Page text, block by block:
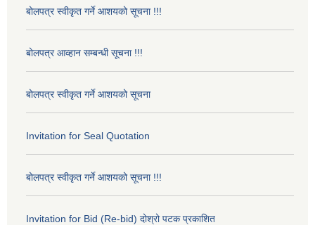
बोलपत्र स्वीकृत गर्ने आशयको सूचना !!!
बोलपत्र आव्हान सम्बन्धी सूचना !!!
बोलपत्र स्वीकृत गर्ने आशयको सूचना
Invitation for Seal Quotation
बोलपत्र स्वीकृत गर्ने आशयको सूचना !!!
Invitation for Bid (Re-bid) दोश्रो पटक प्रकाशित